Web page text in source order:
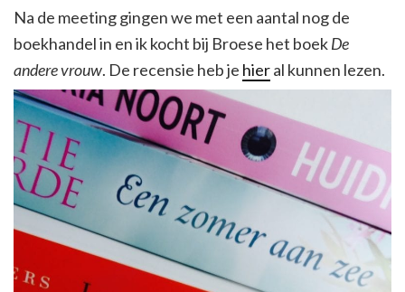
Na de meeting gingen we met een aantal nog de
boekhandel in en ik kocht bij Broese het boekDe
andere vrouw. De recensie heb je hieral kunnen lezen.